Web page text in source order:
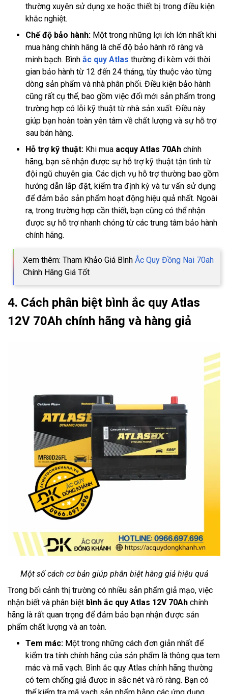
thường xuyên sử dụng xe hoặc thiết bị trong điều kiện
khắc nghiệt.
Chế độ bảo hành: Một trong những lợi ích lớn nhất khi
mua hàng chính hãng là chế độ bảo hành rõ ràng và
minh bạch. Bình ắc quy Atlas thường đi kèm với thời
gian bảo hành từ 12 đến 24 tháng, tùy thuộc vào từng
dòng sản phẩm và nhà phân phối. Điều kiện bảo hành
cũng rất cụ thể, bao gồm việc đổi mới sản phẩm trong
trường hợp có lỗi kỹ thuật từ nhà sản xuất. Điều này
giúp bạn hoàn toàn yên tâm về chất lượng và sự hỗ trợ
sau bán hàng.
Hỗ trợ kỹ thuật: Khi mua acquy Atlas 70Ah chính
hãng, bạn sẽ nhận được sự hỗ trợ kỹ thuật tận tình từ
đội ngũ chuyên gia. Các dịch vụ hỗ trợ thường bao gồm
hướng dẫn lắp đặt, kiểm tra định kỳ và tư vấn sử dụng
để đảm bảo sản phẩm hoạt động hiệu quả nhất. Ngoài
ra, trong trường hợp cần thiết, bạn cũng có thể nhận
được sự hỗ trợ nhanh chóng từ các trung tâm bảo hành
chính hãng.
Xem thêm: Tham Khảo Giá Bình Ắc Quy Đồng Nai 70ah
Chính Hãng Giá Tốt
4. Cách phân biệt bình ắc quy Atlas
12V 70Ah chính hãng và hàng giả
Một số cách cơ bản giúp phân biệt hàng giả hiệu quả
Trong bối cảnh thị trường có nhiều sản phẩm giả mạo, việc
nhận biết và phân biệt bình ắc quy Atlas 12V 70Ah chính
hãng là rất quan trọng để đảm bảo bạn nhận được sản
phẩm chất lượng và an toàn.
Tem mác: Một trong những cách đơn giản nhất để
kiểm tra tính chính hãng của sản phẩm là thông qua tem
mác và mã vạch. Bình ắc quy Atlas chính hãng thường
có tem chống giả được in sắc nét và rõ ràng. Bạn có